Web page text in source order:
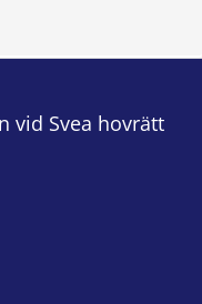
vid Svea hovrätt